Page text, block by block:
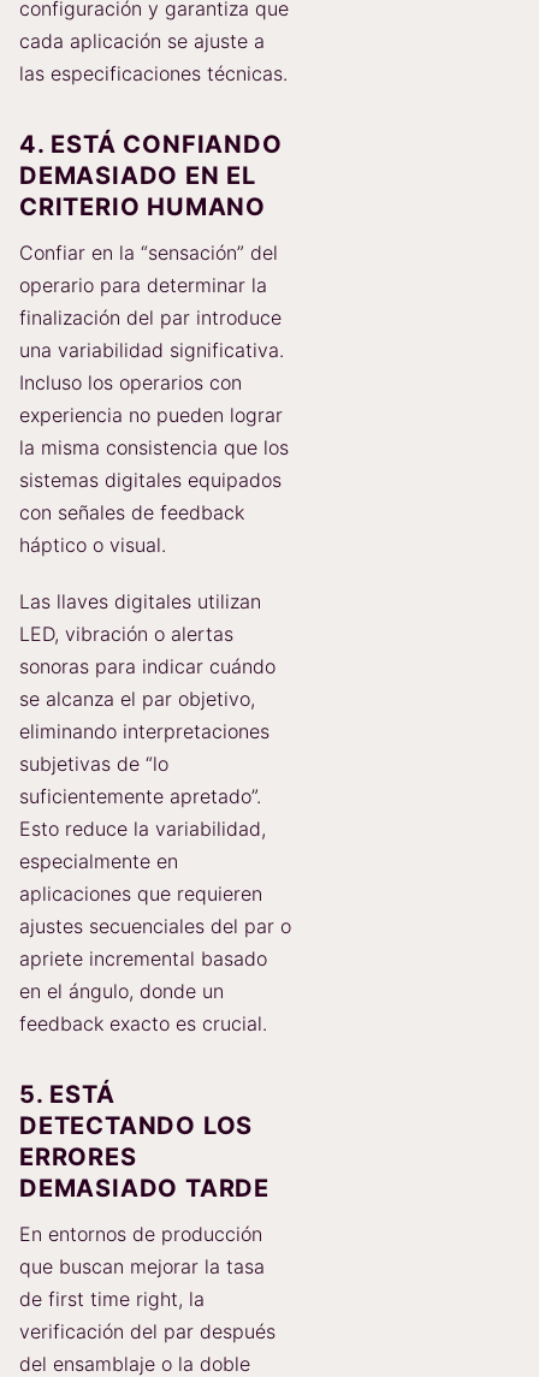
configuración y garantiza que
cada aplicación se ajuste a
las especificaciones técnicas.
4. ESTÁ CONFIANDO
DEMASIADO EN EL
CRITERIO HUMANO
Confiar en la “sensación” del
operario para determinar la
finalización del par introduce
una variabilidad significativa.
Incluso los operarios con
experiencia no pueden lograr
la misma consistencia que los
sistemas digitales equipados
con señales de feedback
háptico o visual.
Las llaves digitales utilizan
LED, vibración o alertas
sonoras para indicar cuándo
se alcanza el par objetivo,
eliminando interpretaciones
subjetivas de “lo
suficientemente apretado”.
Esto reduce la variabilidad,
especialmente en
aplicaciones que requieren
ajustes secuenciales del par o
apriete incremental basado
en el ángulo, donde un
feedback exacto es crucial.
5. ESTÁ
DETECTANDO LOS
ERRORES
DEMASIADO TARDE
En entornos de producción
que buscan mejorar la tasa
de first time right, la
verificación del par después
del ensamblaje o la doble